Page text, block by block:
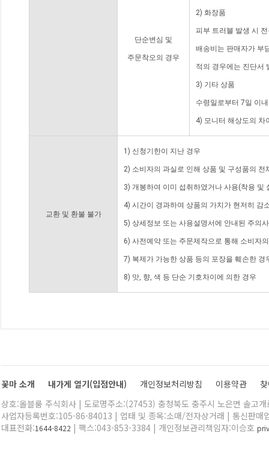
단순변심 및
주문착오의 경우
2) 화장품
피부 트러블 발생 시
배송비는 판매자가 부
적의 경우에는 진단서
3) 기타 상품
수령일로부터 7일 이
4) 모니터 해상도의 차
교환 및 환불 불가
1) 신청기한이 지난 경우
2) 소비자의 과실로 인해 상품 및 구성품의
3) 개봉하여 이미 섭취하였거나 사용(착용 및
4) 시간이 경과하여 상품의 가치가 현저히 감
5) 상세정보 또는 사용설명서에 안내된 주의
6) 사전예약 또는 주문제작으로 통해 소비자
7) 복제가 가능한 상품 등의 포장을 훼손한 경
8) 맛, 향, 색 등 단순 기호차이에 의한 경우
꽃마 소개 내가게 열기(입점안내) 개인정보처리방침 이용약관
상호:올블룸 주식회사 | 도로명주소:(27453) 충청북도 충주시 노은면 솔고
사업자등록번호:105-86-84013 | 업태 및 종목:소매/전자상거래 | 통신판매
대표전화:1644-8422 | 팩스:043-853-3384 | 개인정보관리책임자:이승호